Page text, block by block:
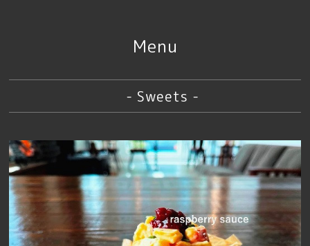
Menu
- Sweets -